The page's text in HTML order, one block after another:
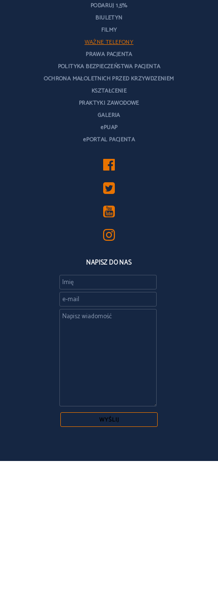
PODARUJ 1,5%
BIULETYN
FILMY
WAŻNE TELEFONY
PRAWA PACJENTA
POLITYKA BEZPIECZEŃSTWA PACJENTA
OCHRONA MAŁOLETNICH PRZED KRZYWDZENIEM
KSZTAŁCENIE
PRAKTYKI ZAWODOWE
GALERIA
ePUAP
ePORTAL PACJENTA
NAPISZ DO NAS